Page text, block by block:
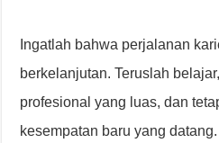
Ingatlah bahwa perjalanan
berkelanjutan. Teruslah
profesional yang luas, dan
kesempatan baru yang